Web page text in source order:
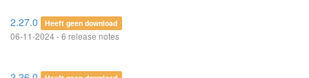
2.27.0 Heeft geen download
06-11-2024 - 6 release notes